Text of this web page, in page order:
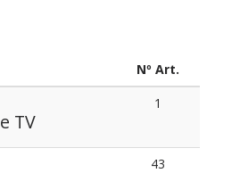
Nº Art.
TV
1
43